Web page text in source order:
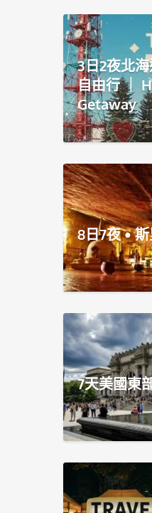
3日2夜北
自由行 ｜
Getaway
8日7夜 •
7天美國東